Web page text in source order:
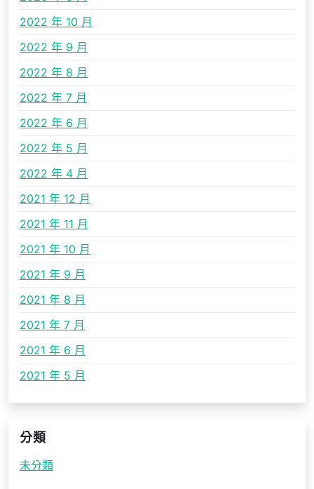
2022 年 10 月
2022 年 9 月
2022 年 8 月
2022 年 7 月
2022 年 6 月
2022 年 5 月
2022 年 4 月
2021 年 12 月
2021 年 11 月
2021 年 10 月
2021 年 9 月
2021 年 8 月
2021 年 7 月
2021 年 6 月
2021 年 5 月
分類
未分類